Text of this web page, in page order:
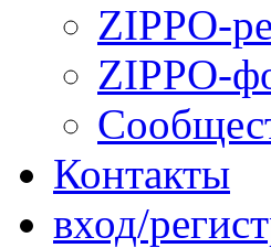
ZIPPO-
ZIPPO-
Контакты
вход/